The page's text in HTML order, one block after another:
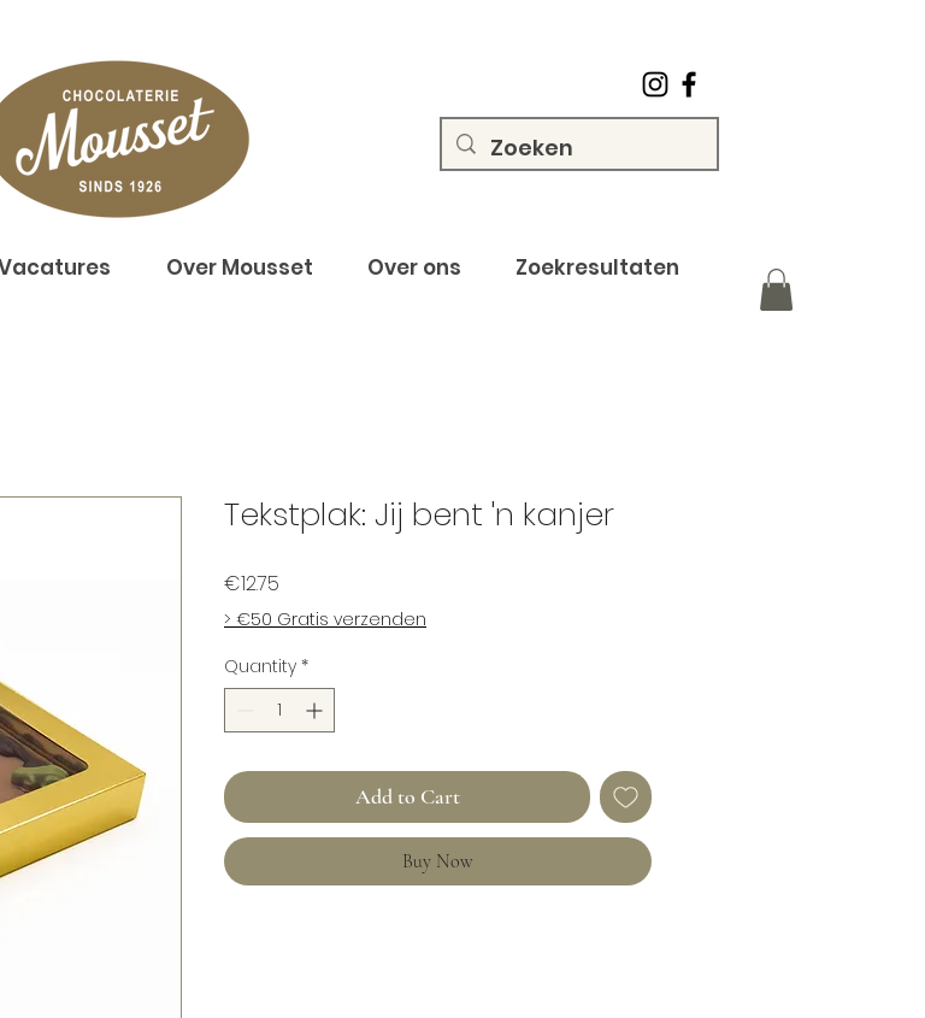
Over Mousset Over ons Zoekresultaten
Tekstplak: Jij bent 'n kanjer
€12.75
> €50 Gratis verzenden
Quantity *
Add to Cart
Buy Now